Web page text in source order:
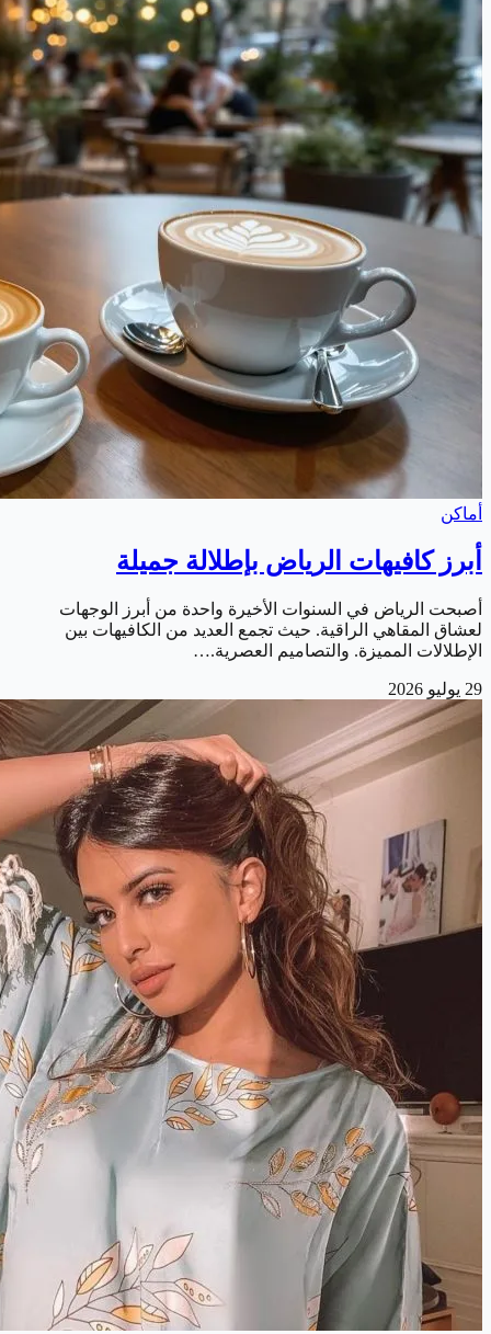
أماكن
أبرز كافيهات الرياض بإطلالة جميلة
أصبحت الرياض في السنوات الأخيرة واحدة من أبرز الوجهات
لعشاق المقاهي الراقية. حيث تجمع العديد من الكافيهات بين
الإطلالات المميزة. والتصاميم العصرية.…
29 يوليو 2026